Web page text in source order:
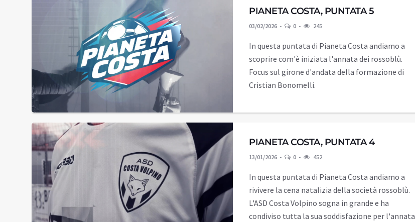
PIANETA COSTA, PUNTATA 5
03/02/2026 0 245
In questa puntata di Pianeta Costa andiamo a
scoprire com'è iniziata l'annata dei rossoblù.
Focus sul girone d'andata della formazione di
Cristian Bonomelli.
PIANETA COSTA, PUNTATA 4
13/01/2026 0 452
In questa puntata di Pianeta Costa andiamo a
rivivere la cena natalizia della società rossoblù.
L'ASD Costa Volpino sogna in grande e ha
condiviso tutta la sua soddisfazione per l'annata